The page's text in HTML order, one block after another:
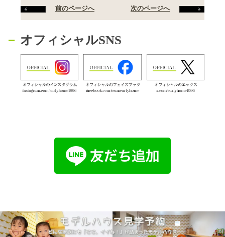
次のページへ
前のページへ
オフィシャルSNS